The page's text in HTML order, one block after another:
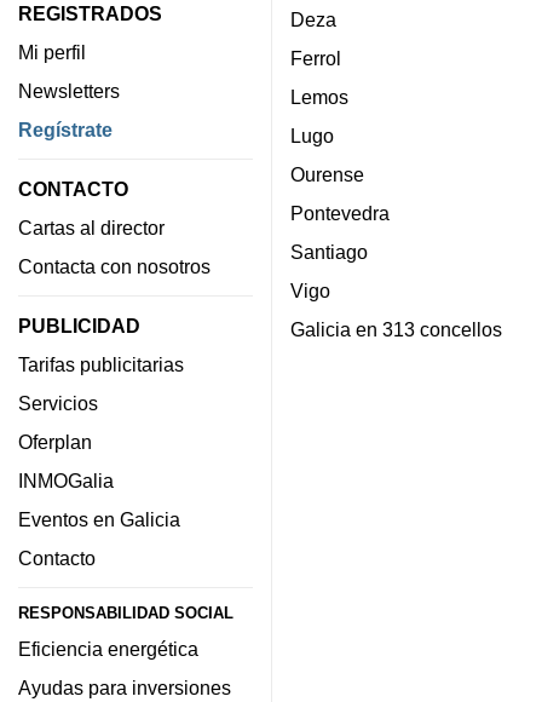
REGISTRADOS
Mi perfil
Newsletters
Regístrate
CONTACTO
Cartas al director
Contacta con nosotros
PUBLICIDAD
Tarifas publicitarias
Servicios
Oferplan
INMOGalia
Eventos en Galicia
Contacto
RESPONSABILIDAD SOCIAL
Eficiencia energética
Ayudas para inversiones
Deza
Ferrol
Lemos
Lugo
Ourense
Pontevedra
Santiago
Vigo
Galicia en 313 concellos